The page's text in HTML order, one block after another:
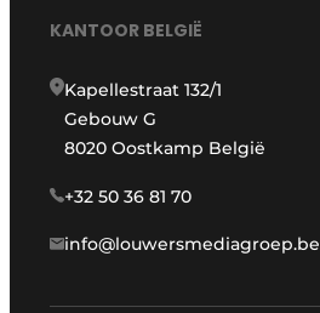
KANTOOR BELGIË
Kapellestraat 132/1
Gebouw G
8020 Oostkamp België
+32 50 36 81 70
info@louwersmediagroep.be